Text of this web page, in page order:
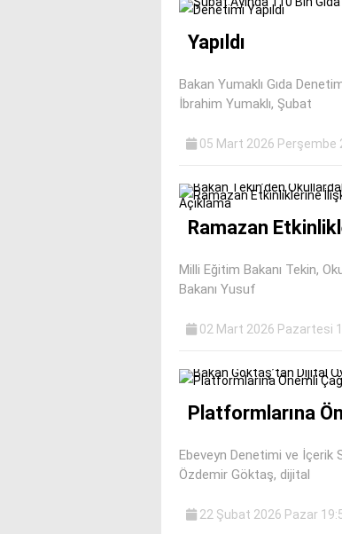
Yapıldı
Bakan Yumaklı Gıda
İbrahim Yumaklı, Şubat
05 Mart 2026 Perşembe
Ramazan
Milli Eğitim Bakanı Tekin,
Bakanı Yusuf
02 Mart 2026 Pazartesi
Platformlarına
Ebeveyn Denetimi ve İçerik
Özdemir Göktaş, dijital
22 Şubat 2026 Pazar